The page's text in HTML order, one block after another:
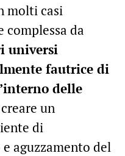
molti casi
complessa da
universi
fautrice di
delle
un
di
aguzzamento del